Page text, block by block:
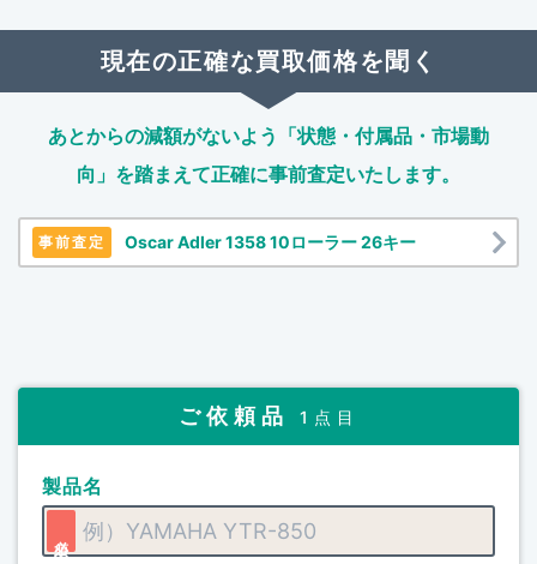
現在の正確な買取価格を聞く
あとからの減額がないよう「状態・付属品・市場動
向」を踏まえて正確に事前査定いたします。
事前査定 Oscar Adler 1358 10ローラー 26キー
ご依頼品 1点目
製品名